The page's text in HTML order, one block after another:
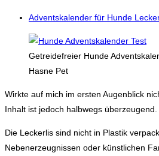
Adventskalender für Hunde
Getreidefreier Hunde
Hasne Pet
Wirkte auf mich im ersten Augenblick
Inhalt ist jedoch halbwegs überzeugend.
Die Leckerlis sind nicht in Plastik
Nebenerzeugnissen oder künstlichen